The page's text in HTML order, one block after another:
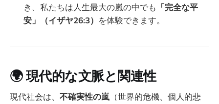
き、私たちは人生最大の嵐の中でも 「完全な平
安」（イザヤ26:3） を体験できます。
🌍現代的な文脈と関連性
現代社会は、 不確実性の嵐 （世界的危機、個人的悲